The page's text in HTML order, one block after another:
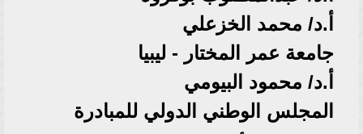
أ.د/ محمد الخزعلي
جامعة عمر المختار - ليبيا
أ.د/ محمود البيومي
المجلس الوطني الدولي للمبادرة